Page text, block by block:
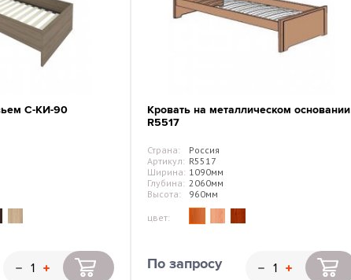
С-КИ-90
Кровать на металлическом основании
R5517
Страна:
Россия
Артикул: R5517
Ширина: 1090мм
Глубина: 2060мм
Высота:
960мм
цвет:
По запросу